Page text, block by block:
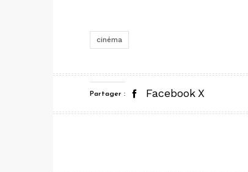
cinéma
Partager : Facebook X